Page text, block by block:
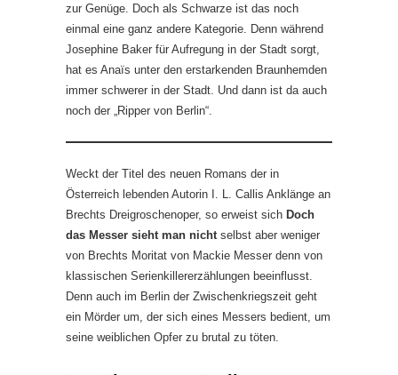
zur Genüge. Doch als Schwarze ist das noch
einmal eine ganz andere Kategorie. Denn während
Josephine Baker für Aufregung in der Stadt sorgt,
hat es Anaïs unter den erstarkenden Braunhemden
immer schwerer in der Stadt. Und dann ist da auch
noch der „Ripper von Berlin“.
Weckt der Titel des neuen Romans der in
Österreich lebenden Autorin I. L. Callis Anklänge an
Brechts Dreigroschenoper, so erweist sich Doch
das Messer sieht man nicht selbst aber weniger
von Brechts Moritat von Mackie Messer denn von
klassischen Serienkillererzählungen beeinflusst.
Denn auch im Berlin der Zwischenkriegszeit geht
ein Mörder um, der sich eines Messers bedient, um
seine weiblichen Opfer zu brutal zu töten.